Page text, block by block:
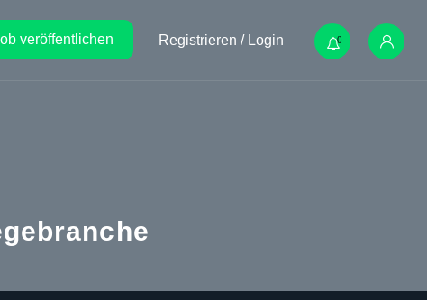
veröffentlichen Registrieren / Login 0